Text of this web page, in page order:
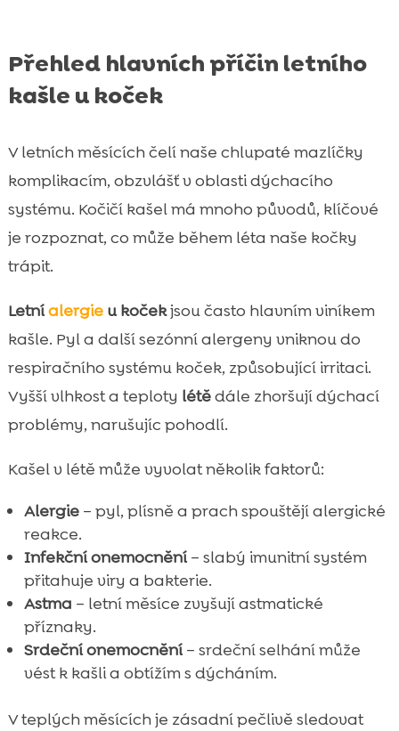
Přehled hlavních příčin letního
kašle u koček
V letních měsících čelí naše chlupaté mazlíčky
komplikacím, obzvlášť v oblasti dýchacího
systému. Kočičí kašel má mnoho původů, klíčové
je rozpoznat, co může během léta naše kočky
trápit.
Letníalergieu kočekjsou často hlavním viníkem
kašle. Pyl a další sezónní alergeny vniknou do
respiračního systému koček, způsobující irritaci.
Vyšší vlhkost a teploty létědále zhoršují dýchací
problémy, narušujíc pohodlí.
Kašel v létě může vyvolat několik faktorů:
Alergie– pyl, plísně a prach spouštějí alergické
reakce.
Infekční onemocnění– slabý imunitní systém
přitahuje viry a bakterie.
Astma – letní měsíce zvyšují astmatické
příznaky.
Srdeční onemocnění– srdeční selhání může
vést k kašli a obtížím s dýcháním.
V teplých měsících je zásadní pečlivě sledovat